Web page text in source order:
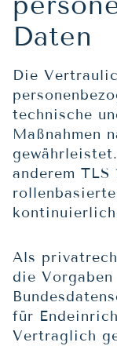
Daten
Die
technische
Maßnahmen
anderem TLS
Als
die
für
Vertraglich